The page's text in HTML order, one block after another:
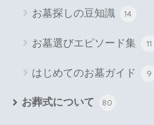
お墓探しの豆知識 14
お墓選びエピソード集 11
はじめてのお墓ガイド 9
お葬式について 80